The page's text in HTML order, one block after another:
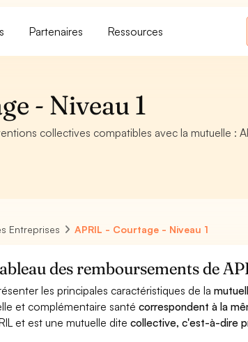
Partenaires Ressources
- Niveau 1
collectives compatibles avec la mutuelle :
Entreprises APRIL - Courtage - Niveau 1
des remboursements de
les principales caractéristiques de la
et complémentaire santécorrespondent à la
et est une mutuelle ditecollective, c'est-à-dire